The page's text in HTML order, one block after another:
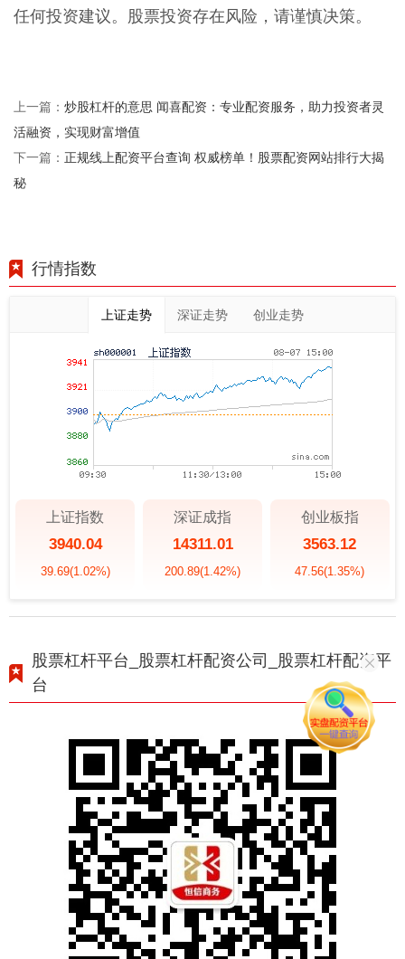
任何投资建议。股票投资存在风险，请谨慎决策。
上一篇： 炒股杠杆的意思 闻喜配资：专业配资服务，助力投资者灵
活融资，实现财富增值
下一篇： 正规线上配资平台查询 权威榜单！股票配资网站排行大揭
秘
行情指数
上证走势 深证走势 创业走势
上证指数
3940.04
39.69(1.02%)
深证成指
14311.01
200.89(1.42%)
创业板指
3563.12
47.56(1.35%)
股票杠杆平台_股票杠杆配资公司_股票杠杆配资平
台